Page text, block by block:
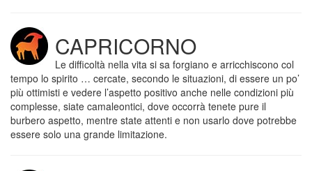
CAPRICORNO
Le difficoltà nella vita si sa forgiano e arricchiscono col
tempo lo spirito … cercate, secondo le situazioni, di essere un po’
più ottimisti e vedere l’aspetto positivo anche nelle condizioni più
complesse, siate camaleontici, dove occorrà tenete pure il
burbero aspetto, mentre state attenti e non usarlo dove potrebbe
essere solo una grande limitazione.